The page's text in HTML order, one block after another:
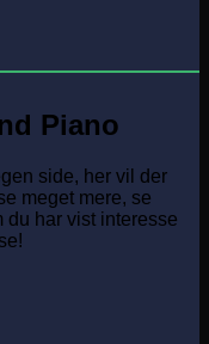
Piano
side, her vil der
meget mere, se
du har vist interesse